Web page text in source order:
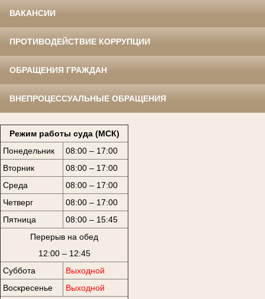
ВАКАНСИИ
ПРОТИВОДЕЙСТВИЕ КОРРУПЦИИ
ОБРАЩЕНИЯ ГРАЖДАН
ВНЕПРОЦЕССУАЛЬНЫЕ ОБРАЩЕНИЯ
Режим работы суда (МСК)
Понедельник
08:00 – 17:00
Вторник
08:00 – 17:00
Среда
08:00 – 17:00
Четверг
08:00 – 17:00
Пятница
08:00 – 15:45
Перерыв на обед
12:00 – 12:45
Суббота
Выходной
Воскресенье
Выходной